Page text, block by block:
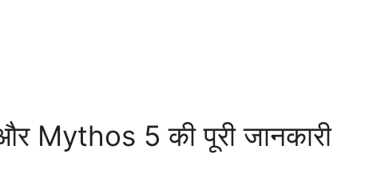
5 की पूरी जानकारी